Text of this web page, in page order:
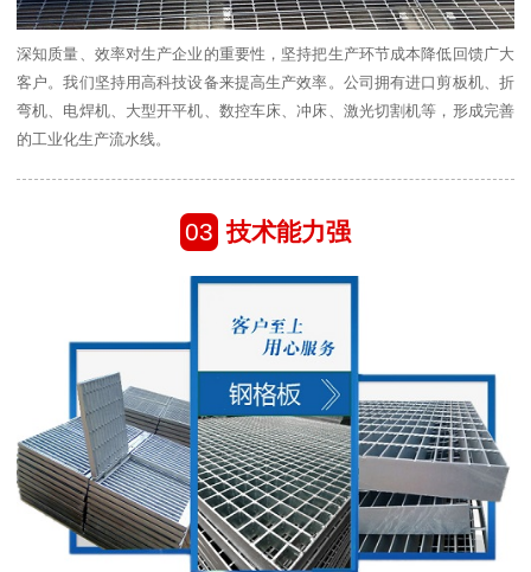
深知质量、效率对生产企业的重要性，坚持把生产环节成本降低回馈广大
客户。我们坚持用高科技设备来提高生产效率。公司拥有进口剪板机、折
弯机、电焊机、大型开平机、数控车床、冲床、激光切割机等，形成完善
的工业化生产流水线。
03 技术能力强